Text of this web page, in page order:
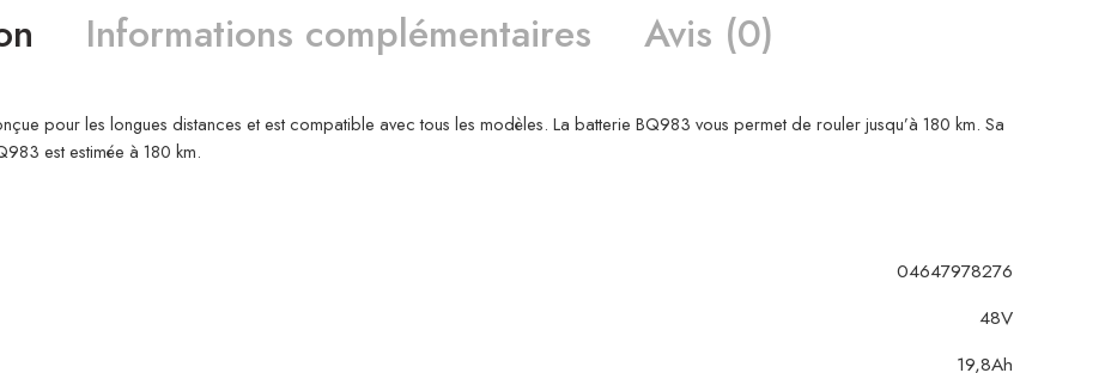
Informations complémentaires Avis (0)
pour les longues distances et est compatible avec tous les modèles. La batterie BQ983 vous permet de rouler jusqu’à 180 km. Sa
est estimée à 180 km.
04647978276
48V
19,8Ah